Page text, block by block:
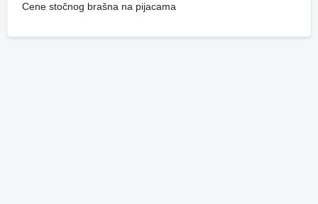
Cene stočnog brašna na pijacama